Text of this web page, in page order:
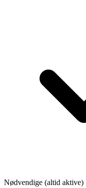
Nødvendige (altid aktive)